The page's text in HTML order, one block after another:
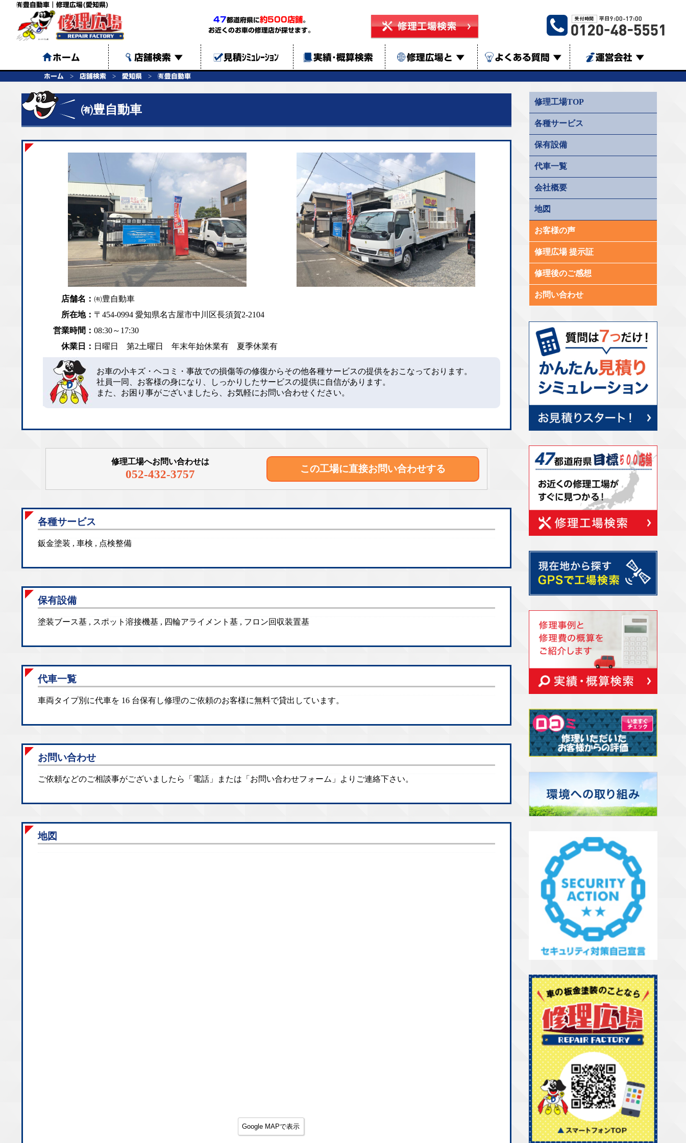
㈲豊自動車｜修理広場(愛知県)
47都道府県に約500店舗。
お近くのお車の修理店が探せます。
ホーム 店舗検索 ▼ 見積ｼﾐｭﾚｰｼｮﾝ 実績･概算検索 修理広場と ▼ よくある質問 ▼ 運営会社 ▼
ホーム 店舗検索 愛知県 ㈲豊自動車
㈲豊自動車
店舗名： ㈲豊自動車
所在地： 〒454-0994 愛知県名古屋市中川区長須賀2-2104
営業時間： 08:30～17:30
休業日： 日曜日 第2土曜日 年末年始休業有 夏季休業有
お車の小キズ・ヘコミ・事故での損傷等の修復からその他各種サービスの提供をおこなっております。
社員一同、お客様の身になり、しっかりしたサービスの提供に自信があります。
また、お困り事がございましたら、お気軽にお問い合わせください。
修理工場へお問い合わせは
052-432-3757 この工場に直接お問い合わせする
各種サービス
鈑金塗装 , 車検 , 点検整備
保有設備
塗装ブース基 , スポット溶接機基 , 四輪アライメント基 , フロン回収装置基
代車一覧
車両タイプ別に代車を 16 台保有し修理のご依頼のお客様に無料で貸出しています。
お問い合わせ
ご依頼などのご相談事がございましたら「電話」または「お問い合わせフォーム」よりご連絡下さい。
地図
Google MAPで表示
修理工場TOP
各種サービス
保有設備
代車一覧
会社概要
地図
お客様の声
修理広場 提示証
修理後のご感想
お問い合わせ